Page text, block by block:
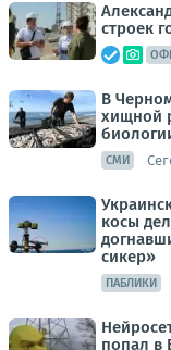
строек
В
хищной
СМИ
косы
сикер»
ПАБЛИКИ
попал в